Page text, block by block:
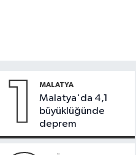
1 MALATYA
Malatya'da 4,1
büyüklüğünde
deprem